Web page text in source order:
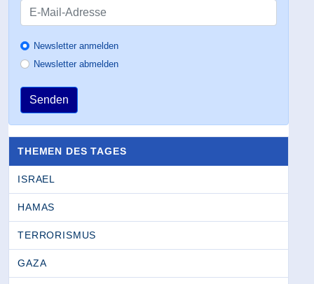
Newsletter anmelden
Newsletter abmelden
Senden
THEMEN DES TAGES
ISRAEL
HAMAS
TERRORISMUS
GAZA